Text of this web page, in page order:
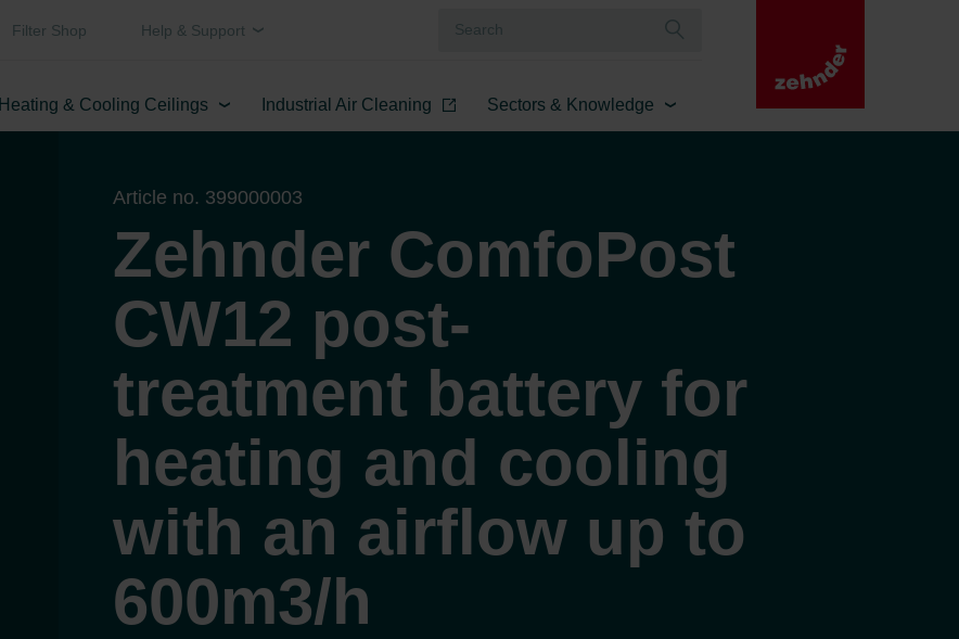
Filter Shop Help & Support
Heating & Cooling Ceilings Industrial Air Cleaning Sectors & Knowledge
Article no. 399000003
Zehnder ComfoPost
CW12 post-
treatment battery for
heating and cooling
with an airflow up to
600m3/h